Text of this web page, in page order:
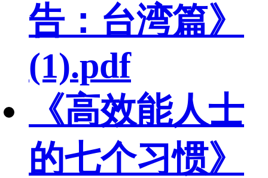
告：台湾篇》
(1).pdf
《高效能人士
的七个习惯》